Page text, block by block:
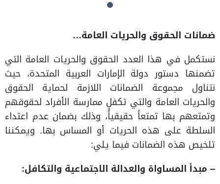
ضمانات الحقوق والحريات العامة…
نستكمل في هذا العدد الحقوق والحريات العامة التي
تضمنها دستور دولة الإمارات العربية المتحدة، حيث
نتناول مجموعة الضمانات اللازمة لحماية الحقوق
والحريات العامة والتي تكفل ممارسة الأفراد لحقوقهم
وتمتعهم بها تمتعاً حقيقياًً، وذلك بضمان عدم اعتداء
السلطة على هذه الحريات أو المساس بها. ويمكننا
تلخيص هذه الضمانات فيما يلي:
– مبدأ المساواة والعدالة الاجتماعية والتكافل: